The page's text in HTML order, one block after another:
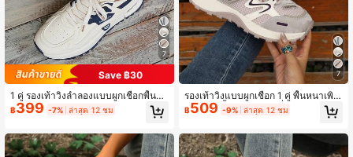
7
Save ฿30
1 คู่ รองเท้าวิ่งลำลองแบบผูกเชือกพื้นห
นาเสริมเบาะลมระบายอากาศ สไตล์สป
อร์ต, รองเท้าผ้าใบ
฿399 -7% ล่าสุด 12 ชม
7
รองเท้าวิ่งแบบผูกเชือก 1 คู่ พื้นหนาเพิ่ม
ความสูง พื้นนุ่ม มีแอร์คูชั่น สไตล์สปอร์
ต ลำลอง แบบชังกี้
฿509 -9% ล่าสุด 12 ชม